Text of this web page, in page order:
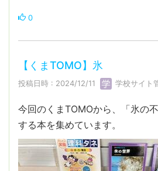
0
【くまTOMO】氷
投稿日時 : 2024/12/11 学校サイト
今回のくまTOMOから、「氷の
する本を集めています。